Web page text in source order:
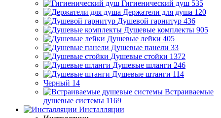
Гигиенический душ 535
Держатели для душа 120
Душевой гарнитур 436
Душевые комплекты 905
Душевые лейки 405
Душевые панели 33
Душевые стойки 1372
Душевые шланги 246
Душевые штанги 114
Черный 14
Встраиваемые
душевые системы 1169
Инсталляции